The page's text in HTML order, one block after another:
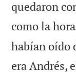
quedaron
como la
habían oído
era Andrés,